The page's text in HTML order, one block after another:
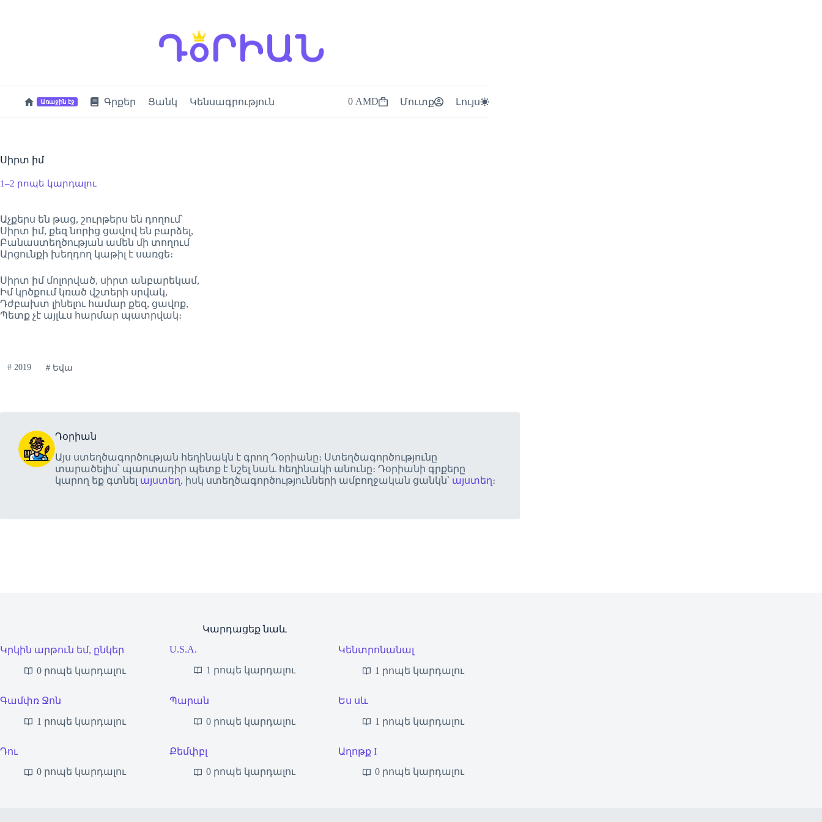
Առաջին էջ Գրքեր Ցանկ Կենսագրություն
Shopping
cart
0 AMD Մուտք Լույս
Սիրտ իմ
1–2 րոպե կարդալու
Աչքերս են թաց, շուրթերս են դողում՝
Սիրտ իմ, քեզ նորից ցավով են բարձել,
Բանաստեղծության ամեն մի տողում
Արցունքի խեղդող կաթիլ է սառցե։
Սիրտ իմ մոլորված, սիրտ անբարեկամ,
Իմ կրծքում կռած վշտերի սրվակ,
Դժբախտ լինելու համար քեզ, ցավոք,
Պետք չէ այլևս հարմար պատրվակ։
#2019 #Եվա
Դօրիան
Այս ստեղծագործության հեղինակն է գրող Դօրիանը։ Ստեղծագործությունը
տարածելիս՝ պարտադիր պետք է նշել նաև հեղինակի անունը։ Դօրիանի գրքերը
կարող եք գտնել այստեղ, իսկ ստեղծագործությունների ամբողջական ցանկն՝ այստեղ։
Կարդացեք նաև
Կրկին արթուն եմ, ընկեր
0 րոպե կարդալու
U.S.A.
1 րոպե կարդալու
Կենտրոնանալ
1 րոպե կարդալու
Գամփռ Ջոն
1 րոպե կարդալու
Պարան
0 րոպե կարդալու
Ես սև
1 րոպե կարդալու
Դու
0 րոպե կարդալու
Քեմփբլ
0 րոպե կարդալու
Աղոթք I
0 րոպե կարդալու